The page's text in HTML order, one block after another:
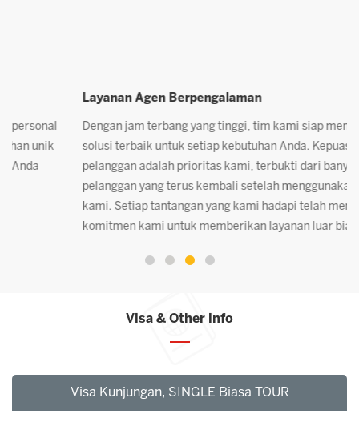
Layanan Agen Berpengalaman
Dengan jam terbang yang tinggi, tim kami siap memberikan
solusi terbaik untuk setiap kebutuhan Anda. Kepuasan
pelanggan adalah prioritas kami, terbukti dari banyaknya
pelanggan yang terus kembali setelah menggunakan jasa
kami. Setiap tantangan yang kami hadapi telah memperkuat
komitmen kami untuk memberikan layanan luar biasa.
Visa & Other info
Visa Kunjungan, SINGLE Biasa TOUR